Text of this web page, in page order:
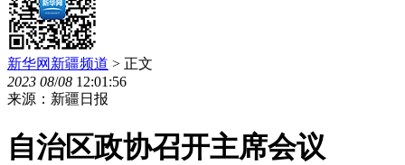
新华网新疆频道 > 正文
2023 08/08 12:01:56
来源：新疆日报
自治区政协召开主席会议